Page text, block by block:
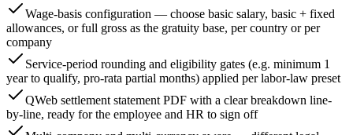
Wage-basis configuration — choose basic salary, basic + fixed
allowances, or full gross as the gratuity base, per country or per
company
Service-period rounding and eligibility gates (e.g. minimum 1
year to qualify, pro-rata partial months) applied per labor-law preset
QWeb settlement statement PDF with a clear breakdown line-
by-line, ready for the employee and HR to sign off